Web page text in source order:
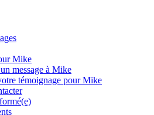
Mike
message à Mike
témoignage pour Mike